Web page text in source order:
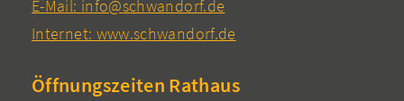
E-Mail: info@schwandorf.de
Internet: www.schwandorf.de
Öffnungszeiten Rathaus